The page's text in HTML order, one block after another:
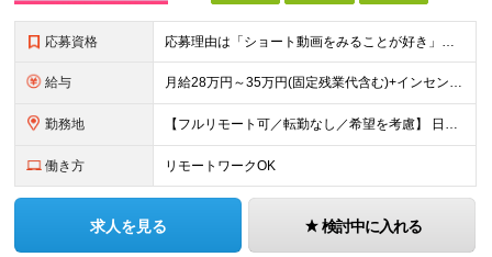
応募資格 応募理由は「ショート動画をみることが好き」でOK！ #学歴不問 #未経験OK ★1つでも当てはまれば、マッチング率高め★ □ SNSや動画制作に興味がある方 □ アイデアを考えることが好きな方 □
給与 月給28万円～35万円(固定残業代含む)+インセンティブ＋各種手当 ※経験・能力等を考慮の上、決定します。 ※残業はほとんどありませんが、発生した場合は時間外手当を100％支給します。 【固定残業
勤務地 【フルリモート可／転勤なし／希望を考慮】 日本47都道府県、どこでも就業可能！ （東京・神奈川・埼玉・千葉・北海道・宮城・愛知・大阪・福岡・新潟など 各拠点近郊のプロジェクト先） 【Point】
働き方 リモートワークOK
求人を見る 検討中に入れる